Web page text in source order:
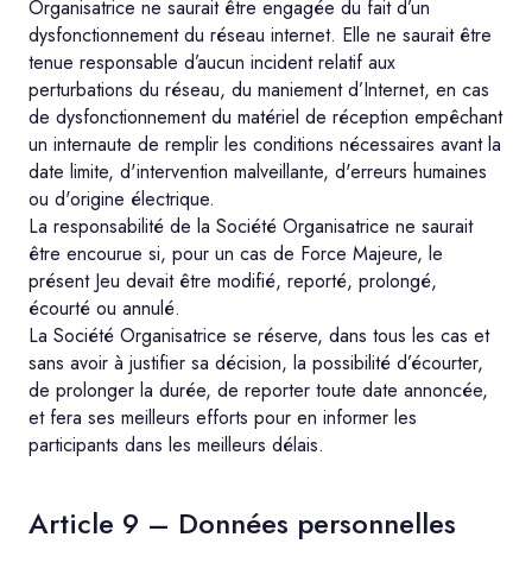
Organisatrice ne saurait être engagée du fait d’un
dysfonctionnement du réseau internet. Elle ne saurait être
tenue responsable d’aucun incident relatif aux
perturbations du réseau, du maniement d’Internet, en cas
de dysfonctionnement du matériel de réception empêchant
un internaute de remplir les conditions nécessaires avant la
date limite, d'intervention malveillante, d'erreurs humaines
ou d'origine électrique.
La responsabilité de la Société Organisatrice ne saurait
être encourue si, pour un cas de Force Majeure, le
présent Jeu devait être modifié, reporté, prolongé,
écourté ou annulé.
La Société Organisatrice se réserve, dans tous les cas et
sans avoir à justifier sa décision, la possibilité d’écourter,
de prolonger la durée, de reporter toute date annoncée,
et fera ses meilleurs efforts pour en informer les
participants dans les meilleurs délais.
Article 9 – Données personnelles